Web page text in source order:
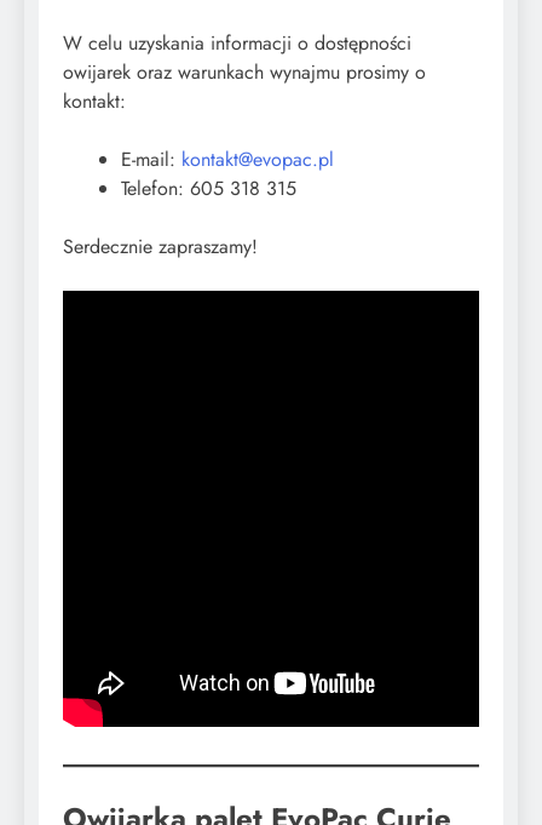
W celu uzyskania informacji o dostępności
owijarek oraz warunkach wynajmu prosimy o
kontakt:
E-mail: kontakt@evopac.pl
Telefon: 605 318 315
Serdecznie zapraszamy!